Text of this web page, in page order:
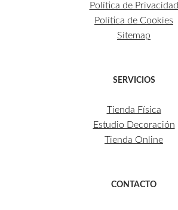
Política de Privacidad
Política de Cookies
Sitemap
SERVICIOS
Tienda Física
Estudio Decoración
Tienda Online
CONTACTO